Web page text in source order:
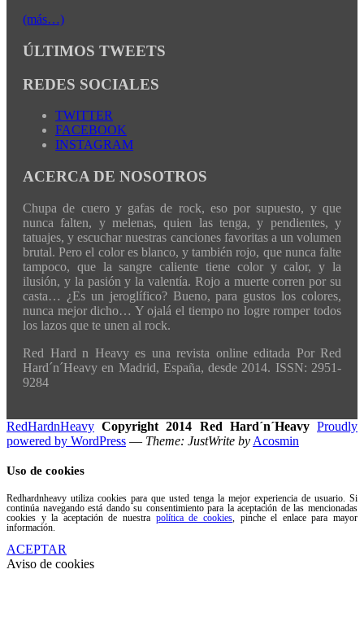
(más…)
ÚLTIMOS TWEETS
REDES SOCIALES
TWITTER
FACEBOOK
INSTAGRAM
ACERCA DE NOSOTROS
Chupa de cuero y gafas de rock, eso por supuesto, y que
nunca falten, y melenas, quien las tenga, y pendientes, y
tatuajes, y escuchar nuestras canciones favoritas a un volumen
brutal. Pero el color es blanco, y también rojo, que nunca falte
tampoco, que la sangre caliente tiene color y calor, y la
ilusión, y la pasión y la valentía. Rojo a muerte corren por su
casta… ¿Es un jeroglífico? Bueno, para gustos los colores,
nunca mejor dicho… Y ojalá el tiempo no logre romper todos
los lazos que te unen al rock.
Red Hard n Heavy es una revista online editada Por Red
Hard´n´Heavy en Madrid, España, desde 2014. ISSN: 2951-
9284
RedHardnHeavy Copyright 2014 Red Hard´n´Heavy Proudly
powered by WordPress — Theme: JustWrite by Acosmin
Uso de cookies
Redhardnheavy utiliza cookies para que usted tenga la mejor experiencia de usuario. Si
continúa navegando está dando su consentimiento para la aceptación de las mencionadas
cookies y la aceptación de nuestra política de cookies, pinche el enlace para mayor
información.
ACEPTAR
Aviso de cookies